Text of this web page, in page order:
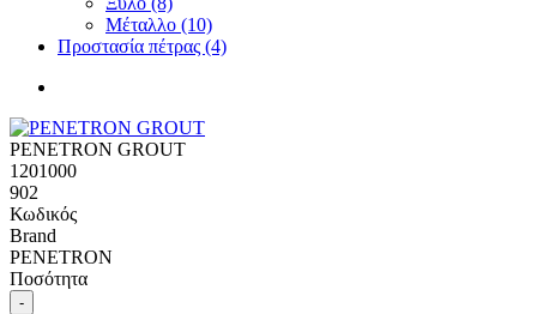
Μέταλλο (10)
Προστασία πέτρας (4)
PENETRON GROUT
1201000
902
Κωδικός
Brand
PENETRON
Ποσότητα
-